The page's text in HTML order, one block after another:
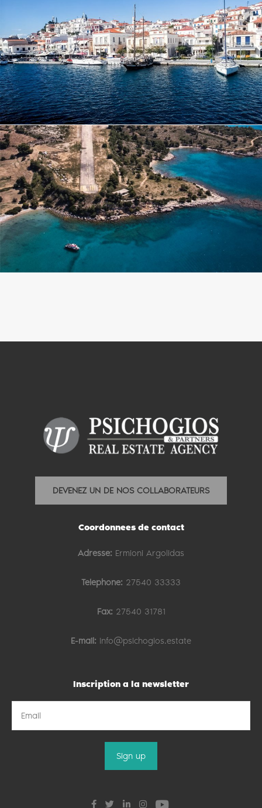
DEVENEZ UN DE NOS COLLABORATEURS
Coordonnees de contact
Adresse: Ermioni Argolidas
Telephone: 27540 33333
Fax: 27540 31781
E-mail: info@psichogios.estate
Inscription a la newsletter